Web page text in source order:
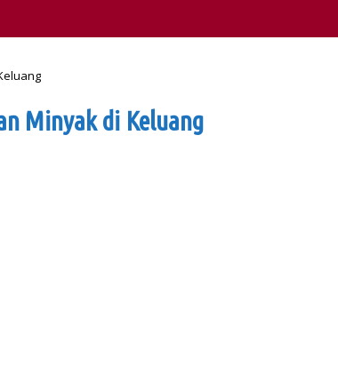
Minyak di Keluang